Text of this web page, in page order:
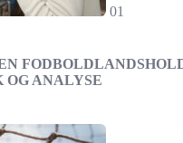
01
ANALYSE